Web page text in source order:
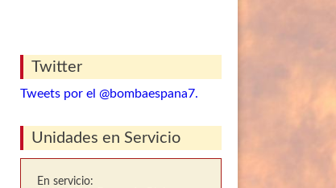
Twitter
Tweets por el @bombaespana7.
Unidades en Servicio
En servicio: